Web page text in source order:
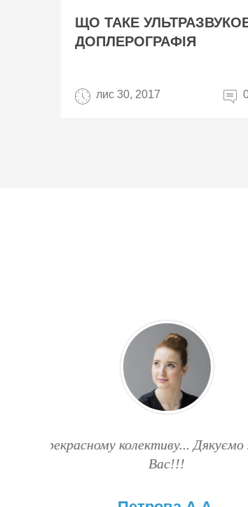
ЩО ТАКЕ
ДОПЛЕРОГРАФІЯ
лис 30, 2017
Хочу сказати величезне